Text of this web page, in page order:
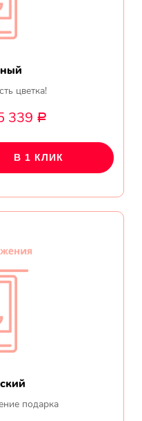
цветка!
339 Р
В 1 КЛИК
подарка